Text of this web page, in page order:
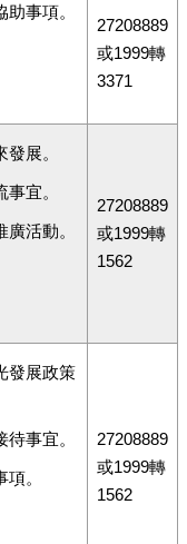
事項。
27208889
或1999轉
3371
展。
宜。
活動。
27208889
或1999轉
1562
發展政策
事宜。
。
27208889
或1999轉
1562